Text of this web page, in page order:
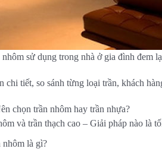
nhôm sử dụng trong nhà ở gia đình đem
chi tiết, so sánh từng loại trần, khách
chọn trần nhôm hay trần nhựa?
và trần thạch cao – Giải pháp nào là
nhôm là gì?